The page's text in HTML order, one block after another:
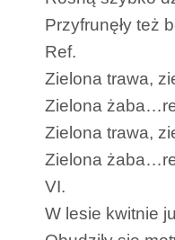
Przyfrunęły też
Ref.
Zielona trawa,
Zielona
Zielona trawa,
Zielona
VI.
W lesie kwitnie